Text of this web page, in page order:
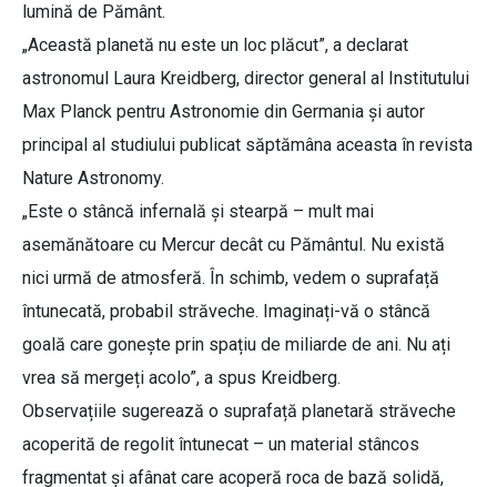
lumină de Pământ.
„Această planetă nu este un loc plăcut”, a declarat
astronomul Laura Kreidberg, director general al Institutului
Max Planck pentru Astronomie din Germania și autor
principal al studiului publicat săptămâna aceasta în revista
Nature Astronomy.
„Este o stâncă infernală și stearpă – mult mai
asemănătoare cu Mercur decât cu Pământul. Nu există
nici urmă de atmosferă. În schimb, vedem o suprafață
întunecată, probabil străveche. Imaginați-vă o stâncă
goală care gonește prin spațiu de miliarde de ani. Nu ați
vrea să mergeți acolo”, a spus Kreidberg.
Observațiile sugerează o suprafață planetară străveche
acoperită de regolit întunecat – un material stâncos
fragmentat și afânat care acoperă roca de bază solidă,